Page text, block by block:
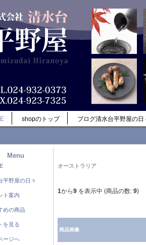
shopのトップ ブログ清水台平野屋の日
Menu
平野屋の日々
ト案内
めの商品
を見る
ージへ
オーストラリア
1から9 を表示中 (商品の数: 9)
商品画像